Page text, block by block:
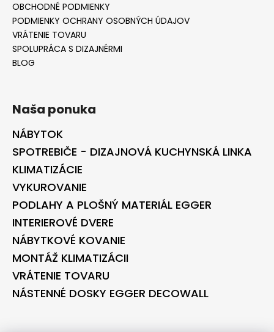
OBCHODNÉ PODMIENKY
PODMIENKY OCHRANY OSOBNÝCH ÚDAJOV
VRÁTENIE TOVARU
SPOLUPRÁCA S DIZAJNÉRMI
BLOG
Naša ponuka
NÁBYTOK
SPOTREBIČE - DIZAJNOVÁ KUCHYNSKÁ LINKA
KLIMATIZÁCIE
VYKUROVANIE
PODLAHY A PLOŠNÝ MATERIÁL EGGER
INTERIEROVÉ DVERE
NÁBYTKOVÉ KOVANIE
MONTÁŽ KLIMATIZÁCII
VRÁTENIE TOVARU
NÁSTENNÉ DOSKY EGGER DECOWALL